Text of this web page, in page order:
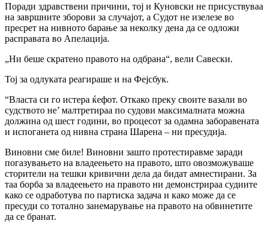
Поради здравствени причини, тој и Куновски не присуствуваа
на завршните зборови за случајот, а Судот не изелезе во
пресрет на нивното барање за неколку дена да се одложи
расправата во Апелација.
„Ни беше скратено правото на одбрана“, вели Савески.
Тој за одлуката реагираше и на Фејсбук.
“Власта си го истера ќефот. Откако преку своите вазали во
судството не’ малтретираа по судови максималната можна
должина од шест години, во процесот за одамна заборавената
и испоганета од нивна страна Шарена – ни пресудија.
Виновни сме биле! Виновни зашто протестиравме заради
погазувањето на владеењето на правото, што овозможуваше
сторители на тешки кривични дела да бидат амнестирани. За
таа борба за владеењето на правото ни демонстрираа судиите
како се одработува по партиска задача и како може да се
пресуди со тотално занемарување на правото на обвинетите
да се бранат.